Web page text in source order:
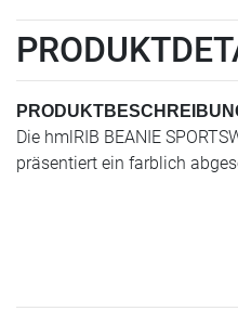
Die hmlRIB BEANIE
präsentiert ein farblich